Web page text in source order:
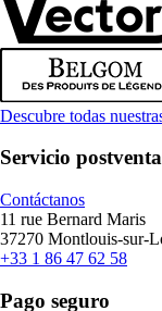
Descubre todas
Servicio
Contáctanos
11 rue Bernard Maris
37270 Montlouis-sur-
+33 1 86 47 62 58
Pago seguro